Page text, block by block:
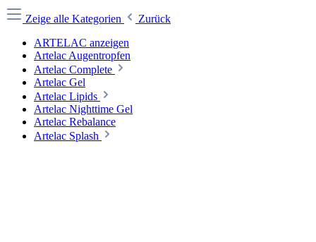
Zeige alle Kategorien
Zurück
ARTELAC anzeigen
Artelac Augentropfen
Artelac Complete
Artelac Gel
Artelac Lipids
Artelac Nighttime Gel
Artelac Rebalance
Artelac Splash